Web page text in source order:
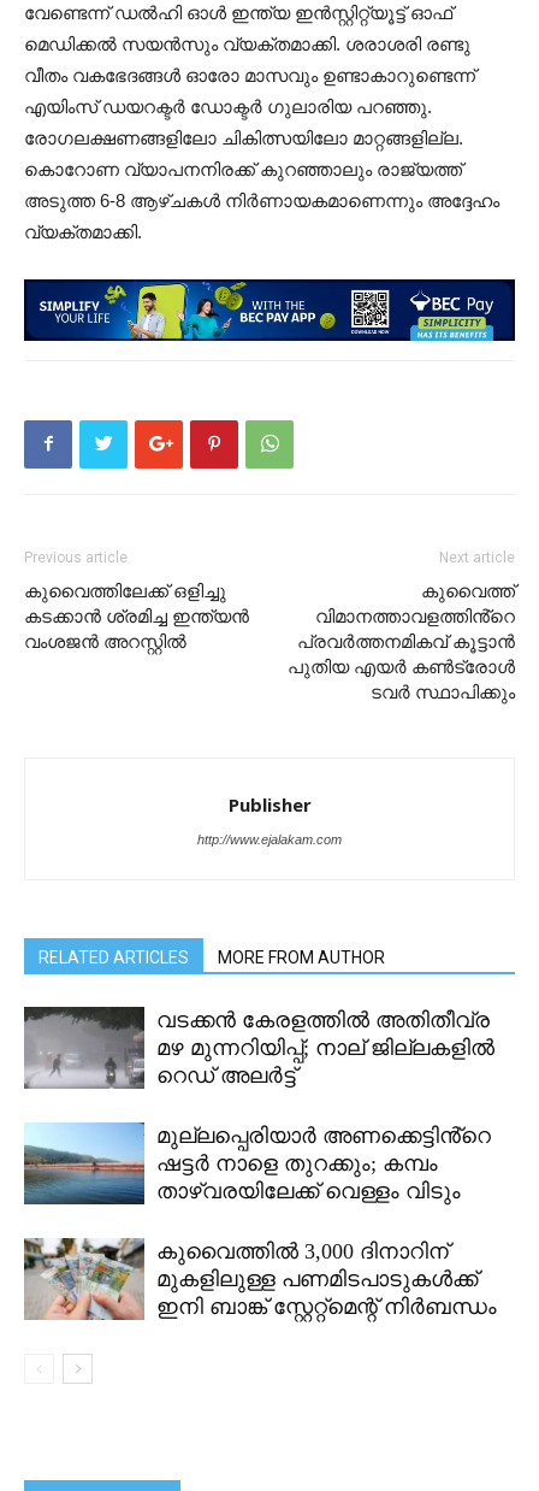
വേണ്ടെന്ന് ഡൽഹി ഓൾ ഇന്ത്യ ഇൻസ്റ്റിറ്റ്യൂട്ട് ഓഫ്
മെഡിക്കൽ സയൻസും വ്യക്തമാക്കി. ശരാശരി രണ്ടു
വീതം വകഭേദങ്ങൾ ഓരോ മാസവും ഉണ്ടാകാറുണ്ടെന്ന്
എയിംസ് ഡയറക്ടർ ഡോക്ടർ ഗുലാരിയ പറഞ്ഞു.
രോഗലക്ഷണങ്ങളിലോ ചികിത്സയിലോ മാറ്റങ്ങളില്ല.
കൊറോണ വ്യാപനനിരക്ക് കുറഞ്ഞാലും രാജ്യത്ത്
അടുത്ത 6-8 ആഴ്ചകൾ നിർണായകമാണെന്നും അദ്ദേഹം
വ്യക്തമാക്കി.
Previous article
കുവൈത്തിലേക്ക് ഒളിച്ചു
കടക്കാൻ ശ്രമിച്ച ഇന്ത്യൻ
വംശജൻ അറസ്റ്റിൽ
Next article
കുവൈത്ത്
വിമാനത്താവളത്തിൻ്റെ
പ്രവർത്തനമികവ് കൂട്ടാൻ
പുതിയ എയർ കൺട്രോൾ
ടവർ സ്ഥാപിക്കും
Publisher
http://www.ejalakam.com
RELATED ARTICLES MORE FROM AUTHOR
വടക്കൻ കേരളത്തിൽ അതിതീവ്ര
മഴ മുന്നറിയിപ്പ്; നാല് ജില്ലകളിൽ
റെഡ് അലർട്ട്
മുല്ലപ്പെരിയാർ അണക്കെട്ടിൻ്റെ
ഷട്ടർ നാളെ തുറക്കും; കമ്പം
താഴ്വരയിലേക്ക് വെള്ളം വിടും
കുവൈത്തിൽ 3,000 ദിനാറിന്
മുകളിലുള്ള പണമിടപാടുകൾക്ക്
ഇനി ബാങ്ക് സ്റ്റേറ്റ്മെന്റ് നിർബന്ധം